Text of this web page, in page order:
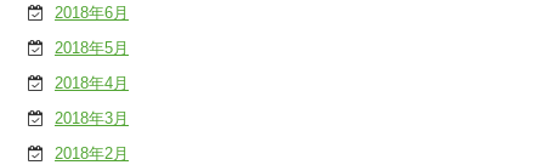
2018年6月
2018年5月
2018年4月
2018年3月
2018年2月